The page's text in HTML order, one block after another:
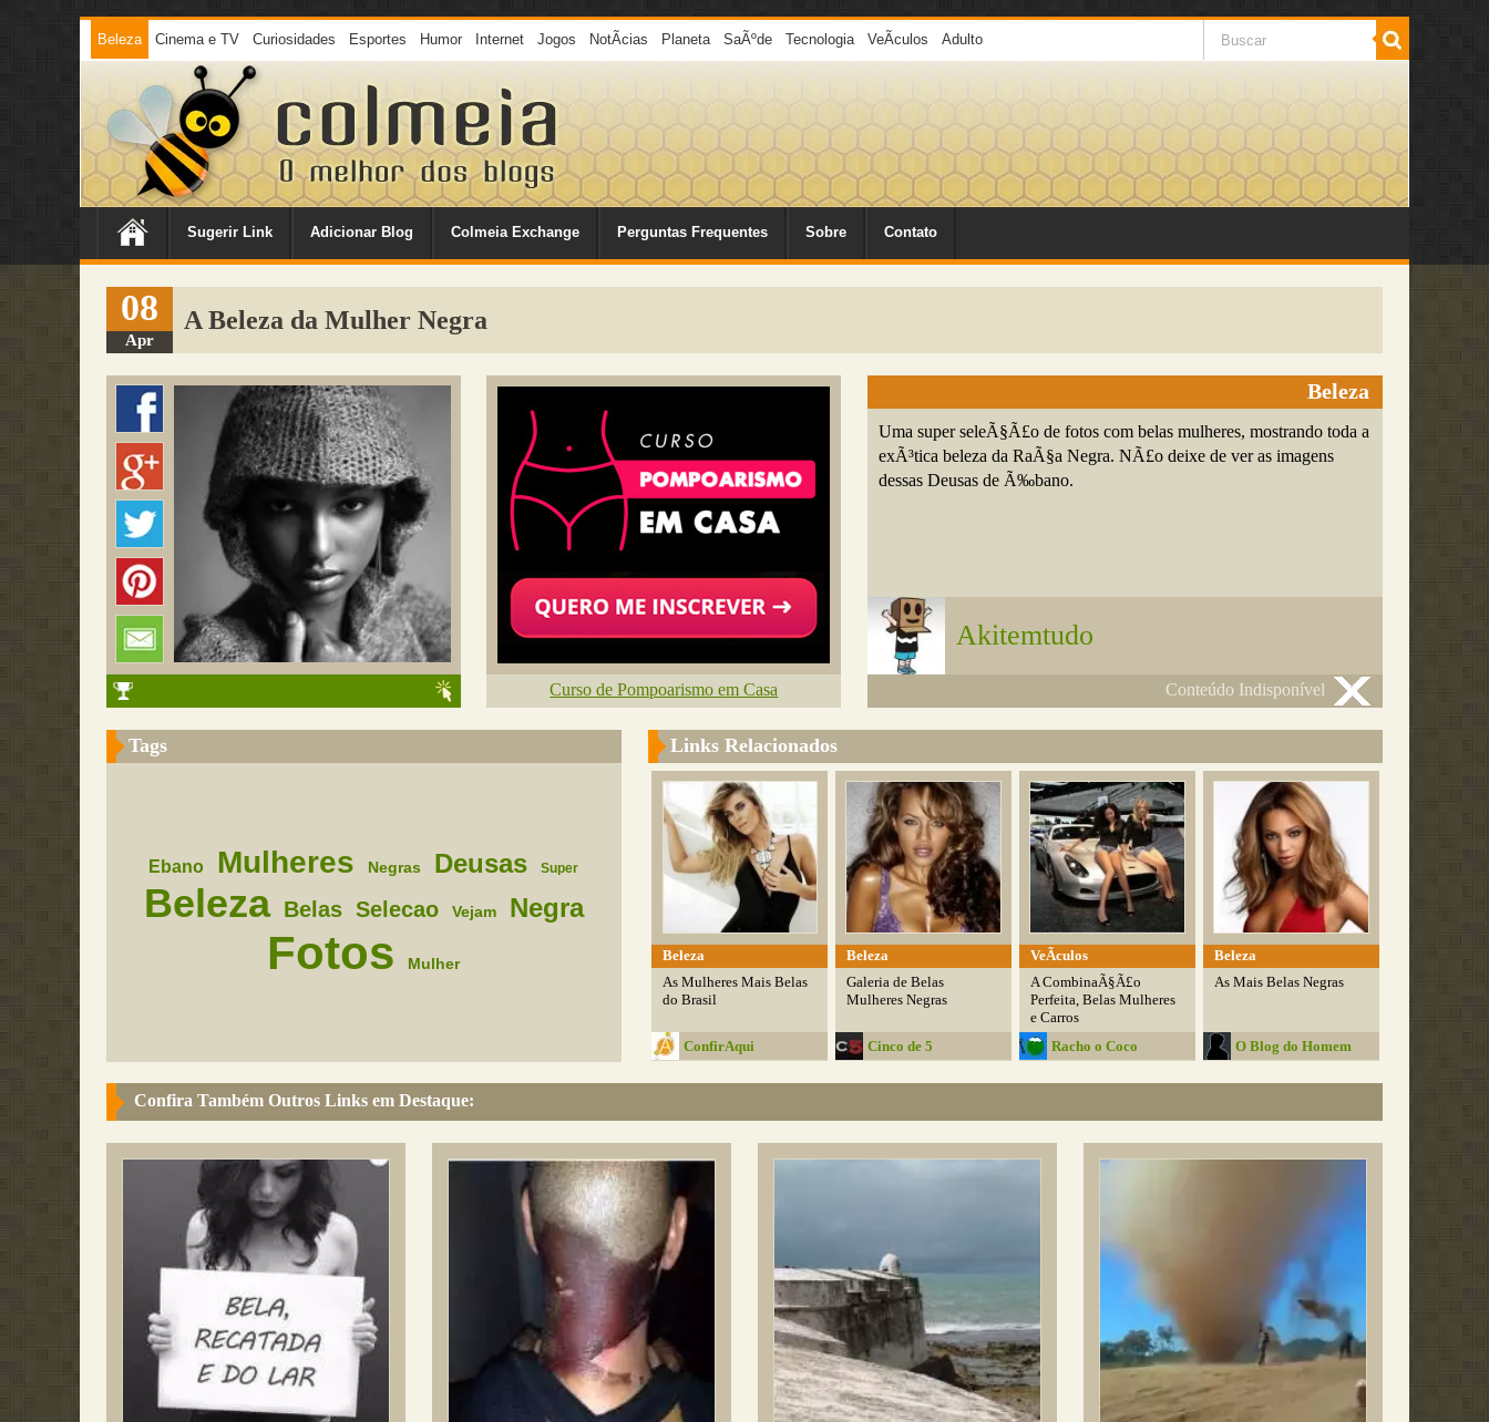
Beleza Cinema e TV Curiosidades Esportes Humor Internet Jogos NotÃ­cias Planeta SaÃºde Tecnologia VeÃ­culos Adulto
Sugerir Link Adicionar Blog Colmeia Exchange Perguntas Frequentes Sobre Contato
08
Apr
A Beleza da Mulher Negra
Curso de Pompoarismo em Casa
Beleza
Uma super seleÃ§Ã£o de fotos com belas mulheres, mostrando toda a
exÃ³tica beleza da RaÃ§a Negra. NÃ£o deixe de ver as imagens
dessas Deusas de Ã‰bano.
Akitemtudo
Conteúdo Indisponível
Tags
Ebano Mulheres Negras Deusas Super
Beleza Belas Selecao Vejam Negra
Fotos Mulher
Links Relacionados
Beleza
As Mulheres Mais Belas
do Brasil
ConfirAqui
Beleza
Galeria de Belas
Mulheres Negras
Cinco de 5
VeÃ­culos
A CombinaÃ§Ã£o
Perfeita, Belas Mulheres
e Carros
Racho o Coco
Beleza
As Mais Belas Negras
O Blog do Homem
Confira Também Outros Links em Destaque: